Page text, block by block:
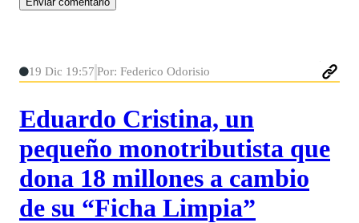
19 Dic 19:57 Por: Federico Odorisio
Eduardo Cristina, un
pequeño monotributista que
dona 18 millones a cambio
de su “Ficha Limpia”